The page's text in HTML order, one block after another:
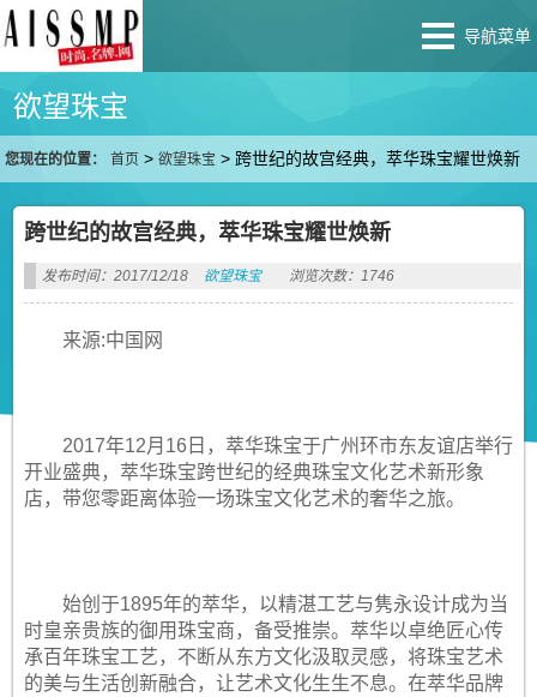
导航菜单
欲望珠宝
您现在的位置： 首页 >欲望珠宝 > 跨世纪的故宫经典，萃华珠宝耀世焕新
跨世纪的故宫经典，萃华珠宝耀世焕新
发布时间：2017/12/18 欲望珠宝 浏览次数：1746
来源:中国网
2017年12月16日，萃华珠宝于广州环市东友谊店举行
开业盛典，萃华珠宝跨世纪的经典珠宝文化艺术新形象
店，带您零距离体验一场珠宝文化艺术的奢华之旅。
始创于1895年的萃华，以精湛工艺与隽永设计成为当
时皇亲贵族的御用珠宝商，备受推崇。萃华以卓绝匠心传
承百年珠宝工艺，不断从东方文化汲取灵感，将珠宝艺术
的美与生活创新融合，让艺术文化生生不息。在萃华品牌